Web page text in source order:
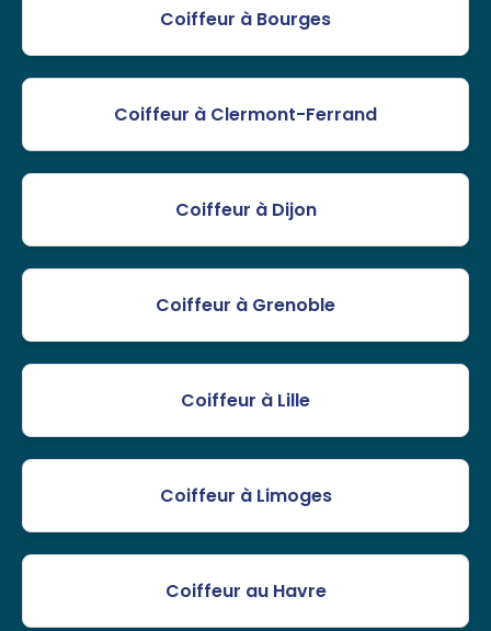
Coiffeur à Bourges
Coiffeur à Clermont-Ferrand
Coiffeur à Dijon
Coiffeur à Grenoble
Coiffeur à Lille
Coiffeur à Limoges
Coiffeur au Havre